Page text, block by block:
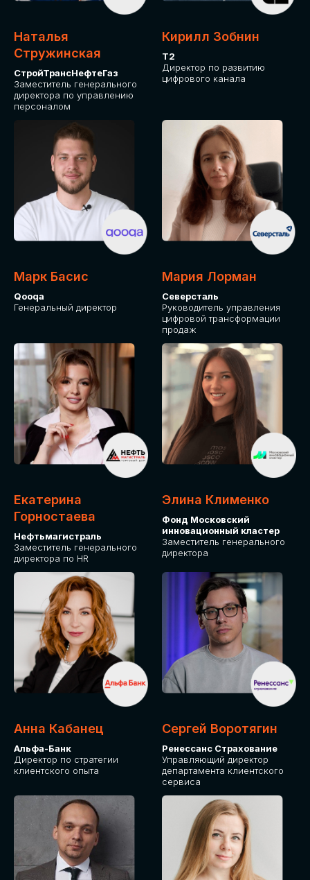
Наталья
Стружинская
СтройТрансНефтеГаз
Заместитель генерального
директора по управлению
персоналом
Кирилл Зобнин
Т2
Директор по развитию
цифрового канала
Марк Басис
Qooqa
Генеральный директор
Мария Лорман
Северсталь
Руководитель управления
цифровой трансформации
продаж
Екатерина
Горностаева
Нефтьмагистраль
Заместитель генерального
директора по HR
Элина Клименко
Фонд Московский
инновационный кластер
Заместитель генерального
директора
Анна Кабанец
Альфа-Банк
Директор по стратегии
клиентского опыта
Сергей Воротягин
Ренессанс Страхование
Управляющий директор
департамента клиентского
сервиса
СРЕДИ ПАРТНЕРОВ
МЕРОПРИЯТИЯ
Приглашаем стать партнером GLOBAL
TECH FORUM и презентовать ваши
решения целевой аудитории. Будем
рады сотрудничеству!
СТАНЬТЕ
ЭКСПОНЕНТОМ
ПОДАТЬ ЗАЯВКУ
IT Solutions for Business
СТОИМОСТЬ
УЧАСТИЯ